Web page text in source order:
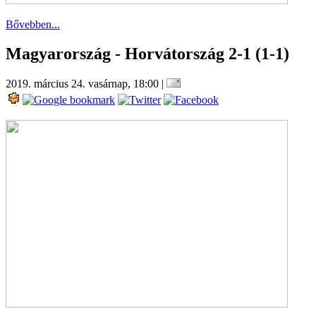
Bővebben...
Magyarország - Horvátország 2-1 (1-1)
2019. március 24. vasárnap, 18:00 |